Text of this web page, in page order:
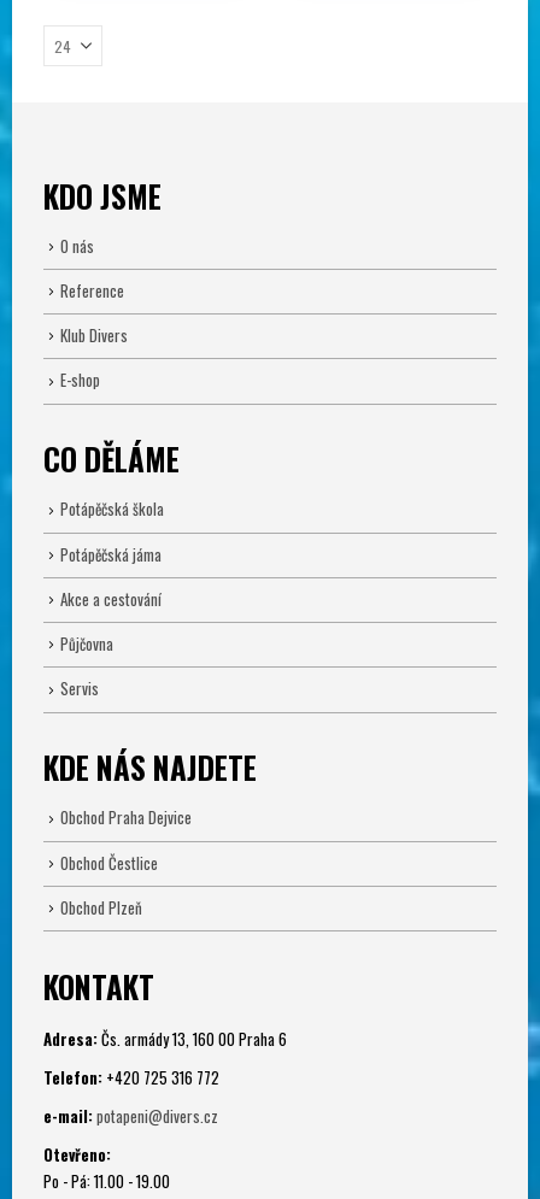
KDO JSME
O nás
Reference
Klub Divers
E-shop
CO DĚLÁME
Potápěčská škola
Potápěčská jáma
Akce a cestování
Půjčovna
Servis
KDE NÁS NAJDETE
Obchod Praha Dejvice
Obchod Čestlice
Obchod Plzeň
KONTAKT
Adresa: Čs. armády 13, 160 00 Praha 6
Telefon: +420 725 316 772
e-mail: potapeni@divers.cz
Otevřeno:
Po - Pá: 11.00 - 19.00